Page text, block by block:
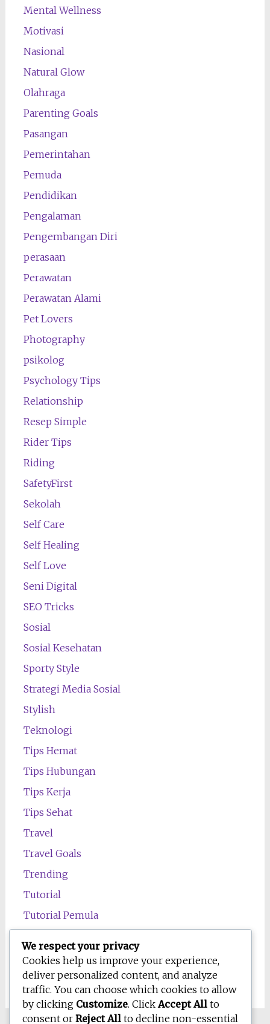
Mental Wellness
Motivasi
Nasional
Natural Glow
Olahraga
Parenting Goals
Pasangan
Pemerintahan
Pemuda
Pendidikan
Pengalaman
Pengembangan Diri
perasaan
Perawatan
Perawatan Alami
Pet Lovers
Photography
psikolog
Psychology Tips
Relationship
Resep Simple
Rider Tips
Riding
SafetyFirst
Sekolah
Self Care
Self Healing
Self Love
Seni Digital
SEO Tricks
Sosial
Sosial Kesehatan
Sporty Style
Strategi Media Sosial
Stylish
Teknologi
Tips Hemat
Tips Hubungan
Tips Kerja
Tips Sehat
Travel
Travel Goals
Trending
Tutorial
Tutorial Pemula
Wawasan
Wellness
We respect your privacy
Cookies help us improve your experience,
deliver personalized content, and analyze
traffic. You can choose which cookies to allow
by clicking Customize. ClickAccept All to
consent or Reject All to decline non-essential